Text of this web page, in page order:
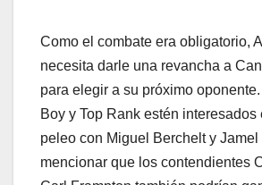
Como el combate era obligatorio,
necesita darle una revancha a
para elegir a su próximo
Boy y Top Rank estén interesados
peleo con Miguel Berchelt y Jamel
mencionar que los contendientes